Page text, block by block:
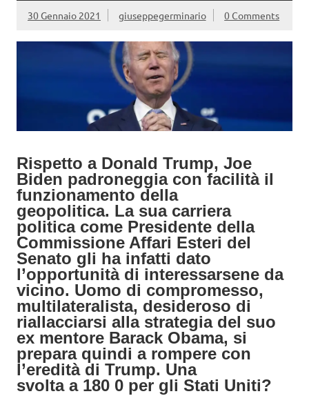
30 Gennaio 2021 giuseppegerminario 0 Comments
Rispetto a Donald Trump, Joe
Biden padroneggia con facilità il
funzionamento della
geopolitica. La sua carriera
politica come Presidente della
Commissione Affari Esteri del
Senato gli ha infatti dato
l’opportunità di interessarsene da
vicino. Uomo di compromesso,
multilateralista, desideroso di
riallacciarsi alla strategia del suo
ex mentore Barack Obama, si
prepara quindi a rompere con
l’eredità di Trump. Una
svolta a 180 0 per gli Stati Uniti?